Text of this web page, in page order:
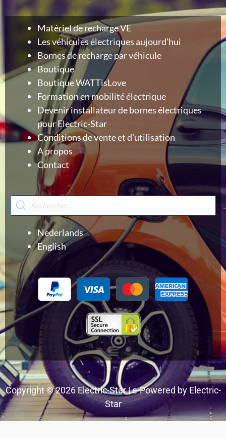
Matériel de recharge VE
Les véhicules électriques aujourd’hui
Bornes de recharge par véhicule
Boutique
Boutique WATTisLove
Formation en mobilité électrique
Devenir installateur de bornes électriques
pour Electric-Star
Conditions de vente et d’utilisation
A propos
Contact
Recherche
de
produits
Nederlands
English
Menu
Copyright © 2026 Electric-Star | e-Powered by Electric-
Star